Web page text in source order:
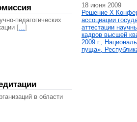
педагогических
[…]
в области
18 июня 2009
Решение X
ассоциации
аттестации
кадров высшей
2009 г.,
пуща»,